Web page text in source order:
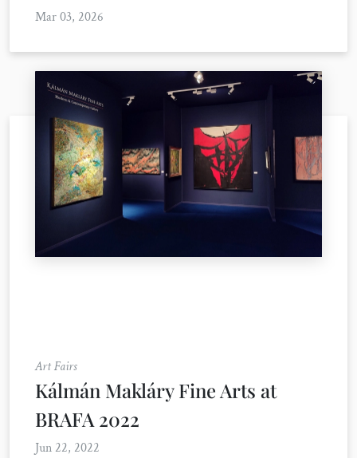
Mar 03, 2026
Art Fairs
Kálmán Makláry Fine Arts at
BRAFA 2022
Jun 22, 2022